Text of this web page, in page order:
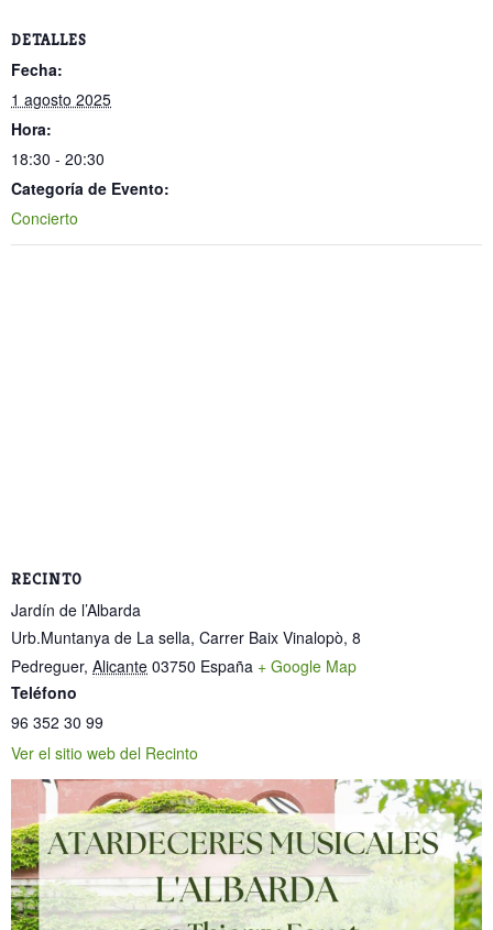
DETALLES
Fecha:
1 agosto 2025
Hora:
18:30 - 20:30
Categoría de Evento:
Concierto
RECINTO
Jardín de l’Albarda
Urb.Muntanya de La sella, Carrer Baix Vinalopò, 8
Pedreguer, Alicante 03750 España + Google Map
Teléfono
96 352 30 99
Ver el sitio web del Recinto